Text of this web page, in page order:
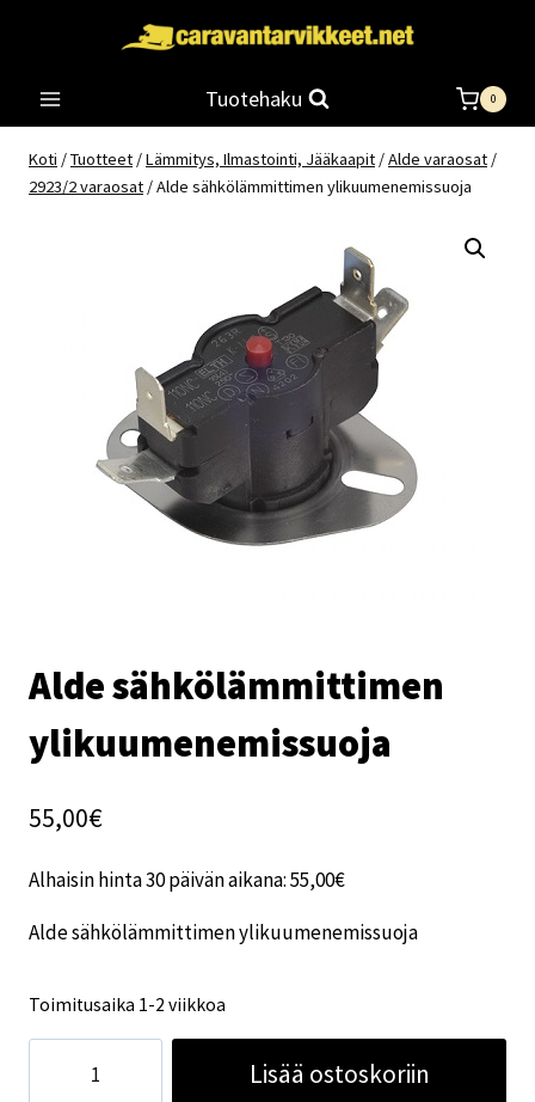
Tuotehaku 0
Koti /Tuotteet /Lämmitys, Ilmastointi, Jääkaapit /Alde varaosat /
2923/2 varaosat /Alde sähkölämmittimen ylikuumenemissuoja
Alde sähkölämmittimen
ylikuumenemissuoja
55,00€
Alhaisin hinta 30 päivän aikana:55,00€
Alde sähkölämmittimen ylikuumenemissuoja
Toimitusaika 1-2 viikkoa
sähkölämmittimen
Lisää ostoskoriin